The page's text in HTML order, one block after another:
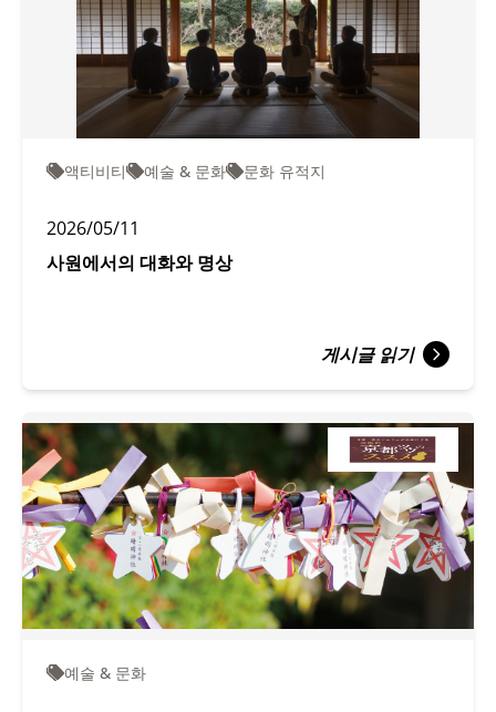
액티비티 예술 & 문화 문화 유적지
2026/05/11
사원에서의 대화와 명상
게시글 읽기
예술 & 문화